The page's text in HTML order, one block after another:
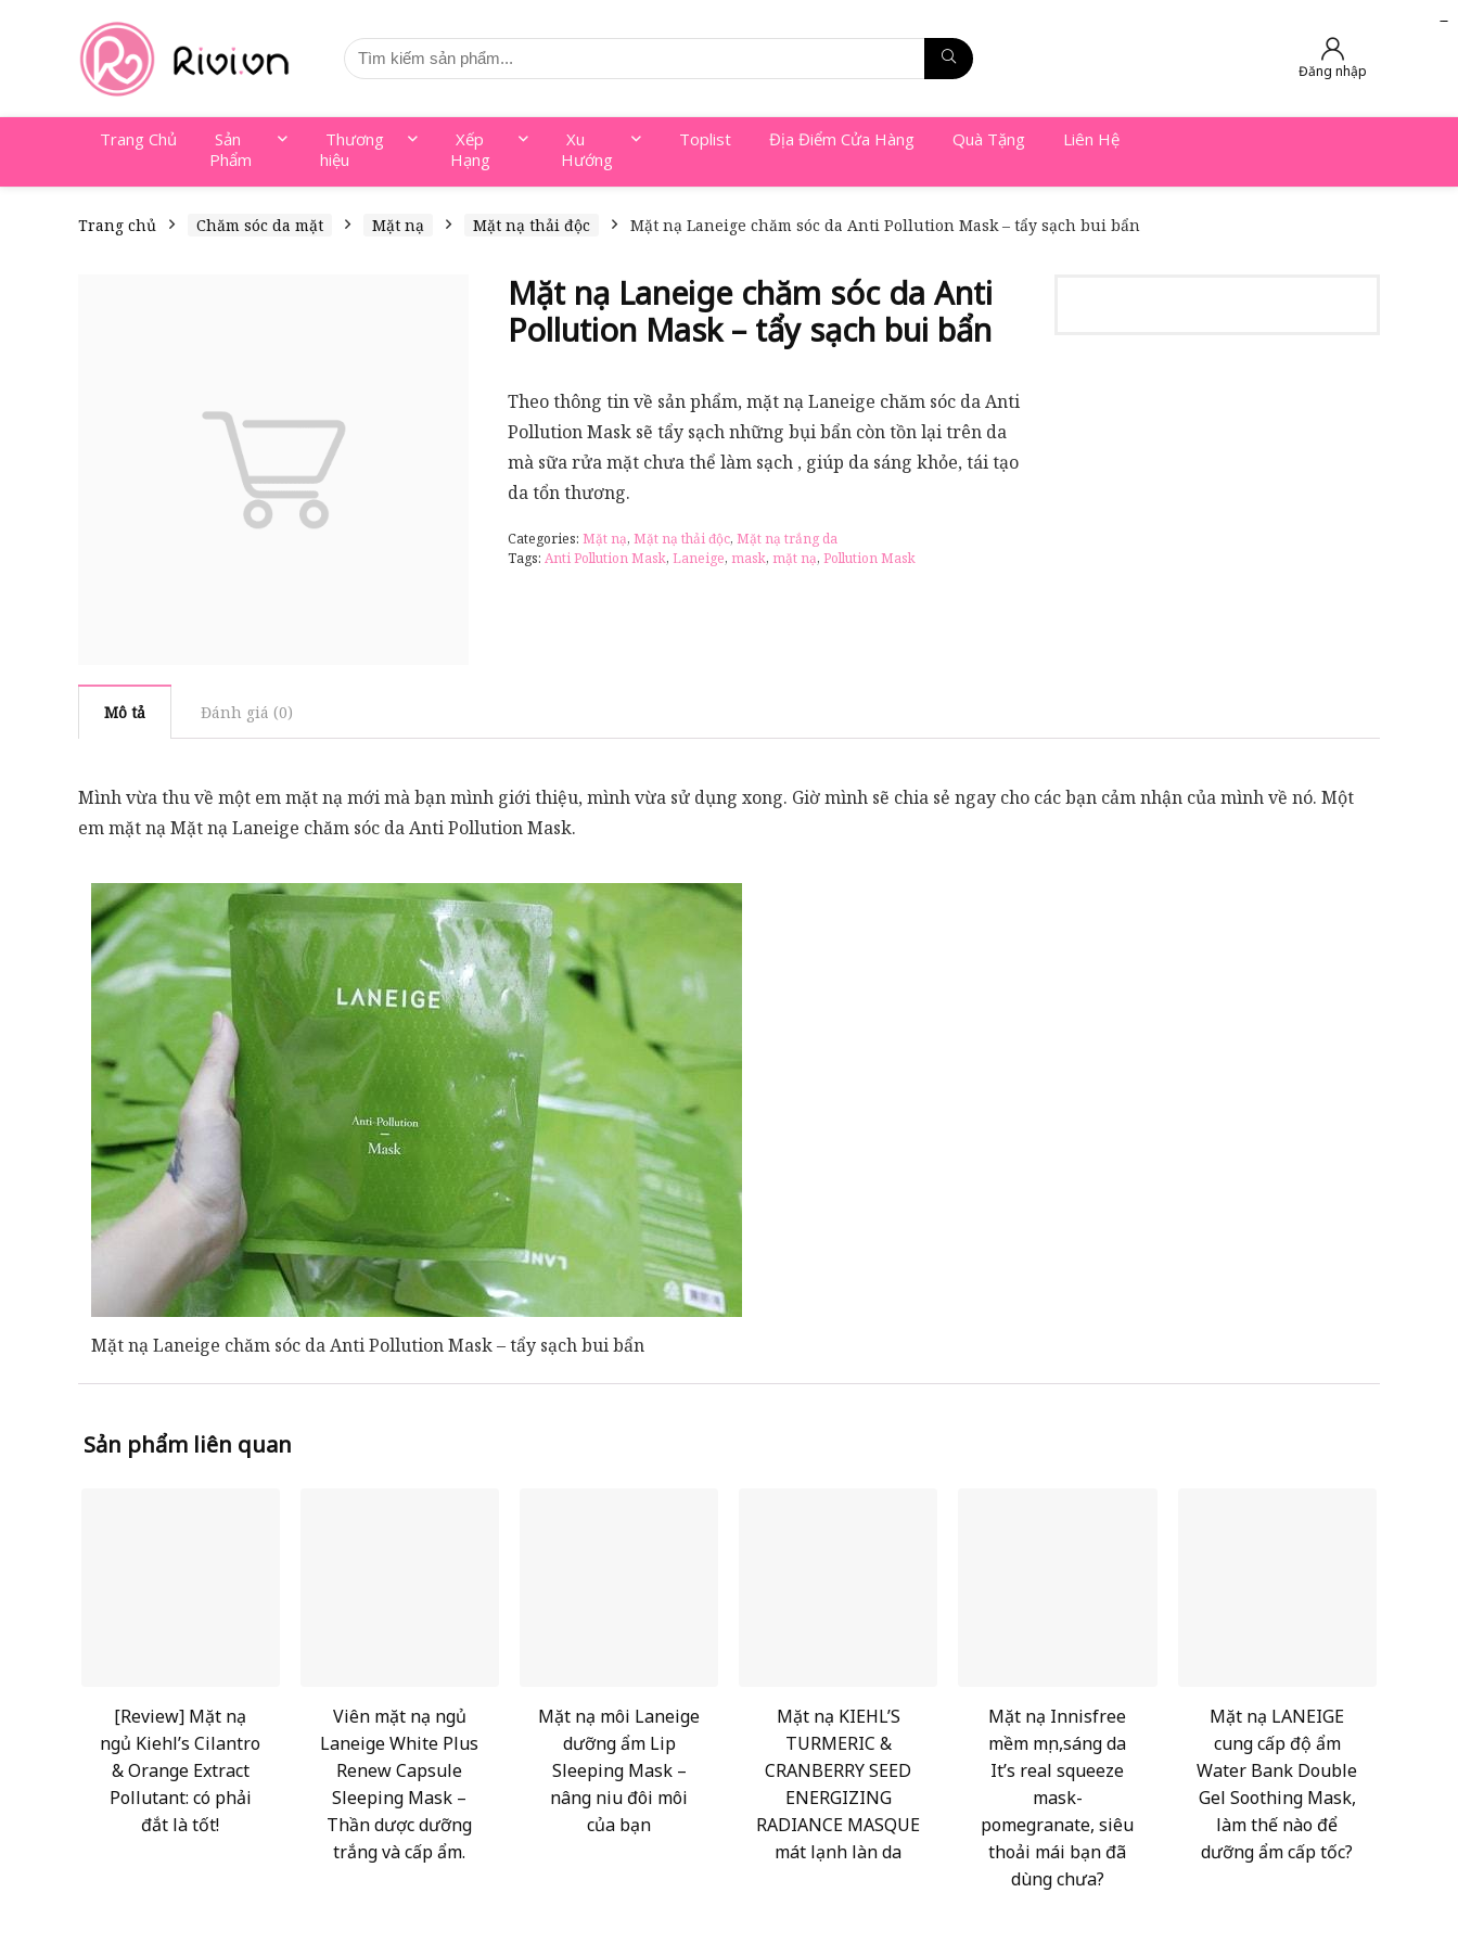
Đăng nhập
Trang Chủ
Sản
Phẩm
Thương
hiệu
Xếp
Hạng
Xu
Hướng
Toplist Địa Điểm Cửa Hàng Quà Tặng Liên Hệ
Trang chủ Chăm sóc da mặt Mặt nạ Mặt nạ thải độc Mặt nạ Laneige chăm sóc da Anti Pollution Mask – tẩy sạch bui bẩn
Mặt nạ Laneige chăm sóc da Anti
Pollution Mask – tẩy sạch bui bẩn
Theo thông tin về sản phẩm, mặt nạ Laneige chăm sóc da Anti
Pollution Mask sẽ tẩy sạch những bụi bẩn còn tồn lại trên da
mà sữa rửa mặt chưa thể làm sạch , giúp da sáng khỏe, tái tạo
da tổn thương.
Categories: Mặt nạ, Mặt nạ thải độc, Mặt nạ trắng da
Tags: Anti Pollution Mask, Laneige, mask, mặt nạ, Pollution Mask
Mô tả Đánh giá (0)
Mình vừa thu về một em mặt nạ mới mà bạn mình giới thiệu, mình vừa sử dụng xong. Giờ mình sẽ chia sẻ ngay cho các bạn cảm nhận của mình về nó. Một
em mặt nạ Mặt nạ Laneige chăm sóc da Anti Pollution Mask.
Mặt nạ Laneige chăm sóc da Anti Pollution Mask – tẩy sạch bui bẩn
Sản phẩm liên quan
[Review] Mặt nạ
ngủ Kiehl’s Cilantro
& Orange Extract
Pollutant: có phải
đắt là tốt!
Viên mặt nạ ngủ
Laneige White Plus
Renew Capsule
Sleeping Mask –
Thần dược dưỡng
trắng và cấp ẩm.
Mặt nạ môi Laneige
dưỡng ẩm Lip
Sleeping Mask –
nâng niu đôi môi
của bạn
Mặt nạ KIEHL’S
TURMERIC &
CRANBERRY SEED
ENERGIZING
RADIANCE MASQUE
mát lạnh làn da
Mặt nạ Innisfree
mềm mịn,sáng da
It’s real squeeze
mask-
pomegranate, siêu
thoải mái bạn đã
dùng chưa?
Mặt nạ LANEIGE
cung cấp độ ẩm
Water Bank Double
Gel Soothing Mask,
làm thế nào để
dưỡng ẩm cấp tốc?